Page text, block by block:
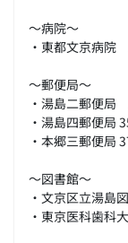
～病院～
・東都文京病
～郵便局～
・湯島二郵便
・湯島四郵便局
・本郷三郵便局
～図書館～
・文京区立湯
・東京医科歯